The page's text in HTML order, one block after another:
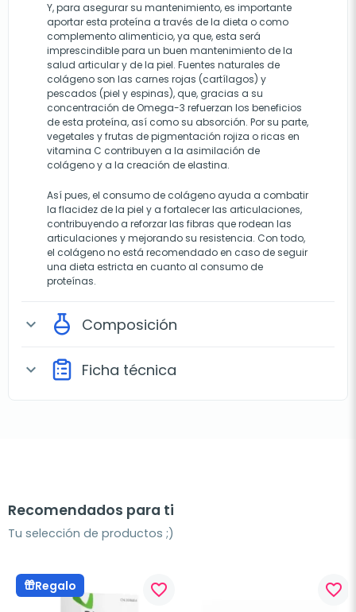
Y, para asegurar su mantenimiento, es importante
aportar esta proteína a través de la dieta o como
complemento alimenticio, ya que, esta será
imprescindible para un buen mantenimiento de la
salud articular y de la piel. Fuentes naturales de
colágeno son las carnes rojas (cartílagos) y
pescados (piel y espinas), que, gracias a su
concentración de Omega-3 refuerzan los beneficios
de esta proteína, así como su absorción. Por su parte,
vegetales y frutas de pigmentación rojiza o ricas en
vitamina C contribuyen a la asimilación de
colágeno y a la creación de elastina.
Así pues, el consumo de colágeno ayuda a combatir
la flacidez de la piel y a fortalecer las articulaciones,
contribuyendo a reforzar las fibras que rodean las
articulaciones y mejorando su resistencia. Con todo,
el colágeno no está recomendado en caso de seguir
una dieta estricta en cuanto al consumo de
proteínas.
expand_more Composición
expand_more Ficha técnica
Recomendados para ti
Tu selección de productos ;)
Regalo favorite_border favorite_border